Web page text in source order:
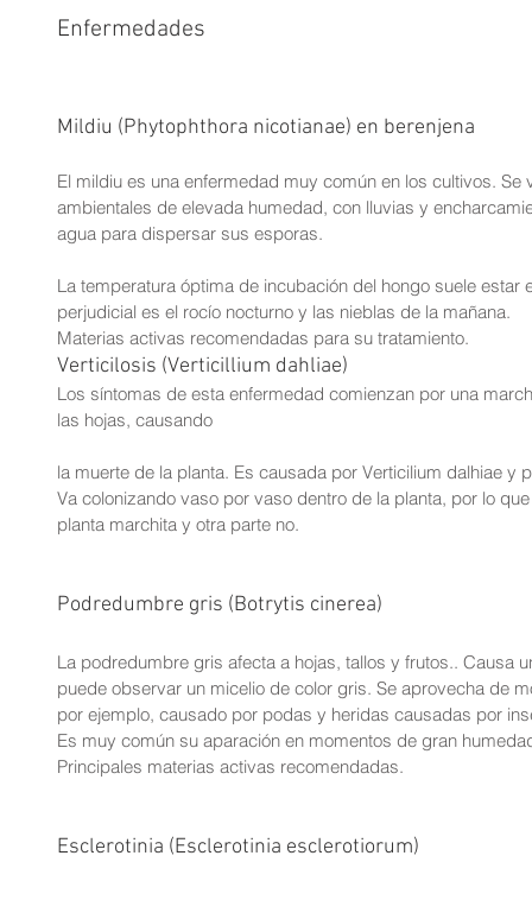
Enfermedades
Mildiu (Phytophthora nicotianae) en berenjena
El mildiu es una enfermedad muy común en los cultivos.
ambientales de elevada humedad, con lluvias y
agua para dispersar sus esporas.
La temperatura óptima de incubación del hongo suele estar
perjudicial es el rocío nocturno y las nieblas de la mañana.
Materias activas recomendadas para su tratamiento.
Verticilosis (Verticillium dahliae)
Los síntomas de esta enfermedad comienzan por una
las hojas, causando
la muerte de la planta. Es causada por Verticilium dalhiae y
Va colonizando vaso por vaso dentro de la planta, por lo
planta marchita y otra parte no.
Podredumbre gris (Botrytis cinerea)
La podredumbre gris afecta a hojas, tallos y frutos.. Causa
puede observar un micelio de color gris. Se aprovecha de
por ejemplo, causado por podas y heridas causadas por
Es muy común su aparación en momentos de gran
Principales materias activas recomendadas.
Esclerotinia (Esclerotinia esclerotiorum)